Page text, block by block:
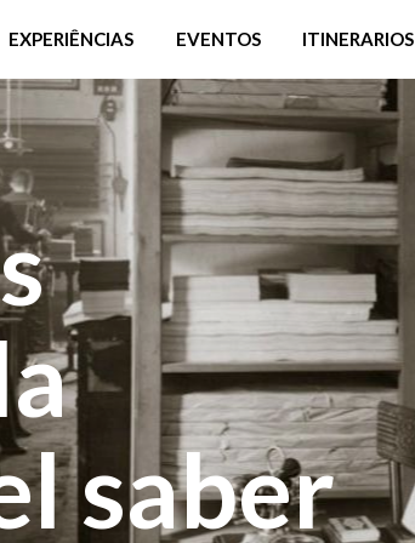
EXPERIÊNCIAS EVENTOS ITINERARIOS
saber